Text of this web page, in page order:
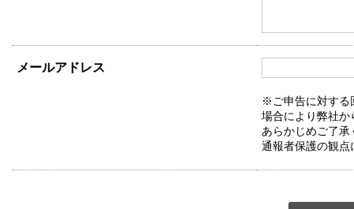
メールアドレス
※ご申告に対する
場合により弊社か
あらかじめご了承
通報者保護の観点